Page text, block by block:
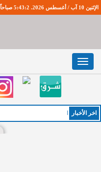
الإثنين 10 آب / أغسطس 2026. 5:43:2 صباحاً
Toggle
navigation
اخر اﻷخبار